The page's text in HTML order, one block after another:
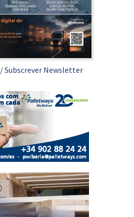
/Subscrever Newsletter